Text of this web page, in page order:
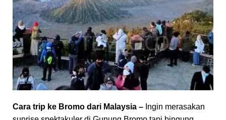
Cara trip ke Bromo dari Malaysia – Ingin merasakan